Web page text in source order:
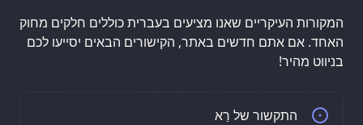
המקורות העיקריים שאנו מציעים בעברית כוללים חלקים מחוק
האחד. אם אתם חדשים באתר, הקישורים הבאים יסייעו לכם
בניווט מהיר!
התקשור של רַא